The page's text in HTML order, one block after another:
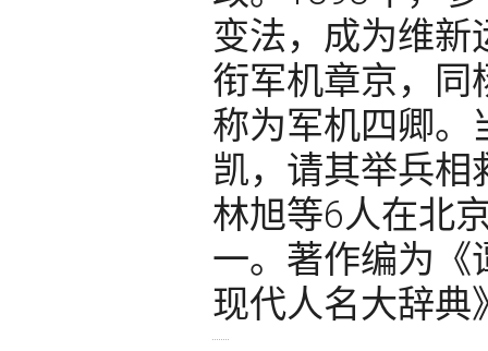
变法，成为维新
衔军机章京，同
称为军机四卿。
凯，请其举兵相
林旭等6人在北
一。著作编为《
现代人名大辞